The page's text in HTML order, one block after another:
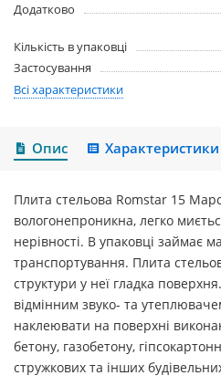
Додатково
Кількість в упаковці
Застосування
Всі характеристики
Опис Характеристики
Плита стельова Romstar 15
вологонепроникна, легко
нерівності. В упаковці займає
транспортування. Плита
структури у неї гладка
відмінним звуко- та
наклеювати на поверхні
бетону, газобетону,
стружкових та інших